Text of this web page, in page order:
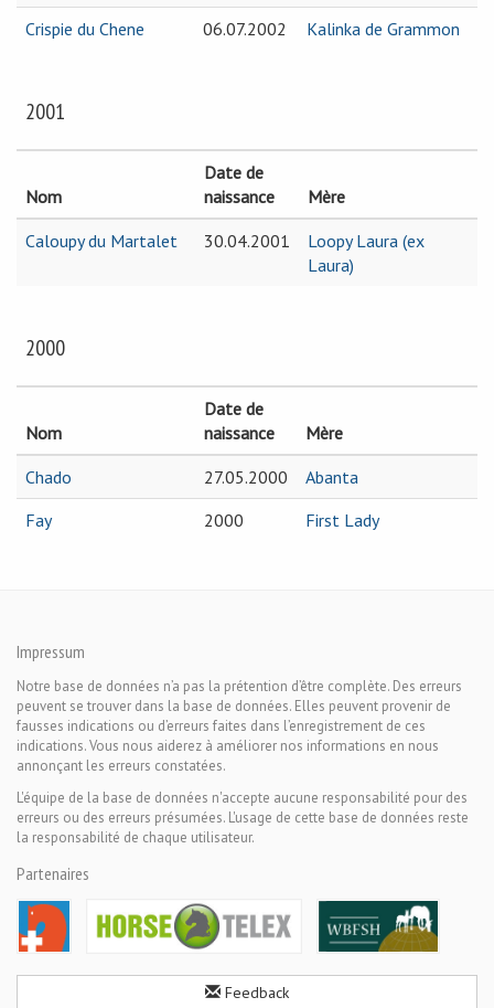
Crispie du Chene
06.07.2002 Kalinka de Grammon
2001
Nom
Date de
naissance
Mère
Caloupy du Martalet
30.04.2001
Loopy Laura (ex
Laura)
2000
Nom
Date de
naissance
Mère
Chado
27.05.2000
Abanta
Fay
2000 First Lady
Impressum
Notre base de données n’a pas la prétention d’être complète. Des erreurs
peuvent se trouver dans la base de données. Elles peuvent provenir de
fausses indications ou d’erreurs faites dans l’enregistrement de ces
indications. Vous nous aiderez à améliorer nos informations en nous
annonçant les erreurs constatées.
L'équipe de la base de données n'accepte aucune responsabilité pour des
erreurs ou des erreurs présumées. L'usage de cette base de données reste
la responsabilité de chaque utilisateur.
Partenaires
Feedback